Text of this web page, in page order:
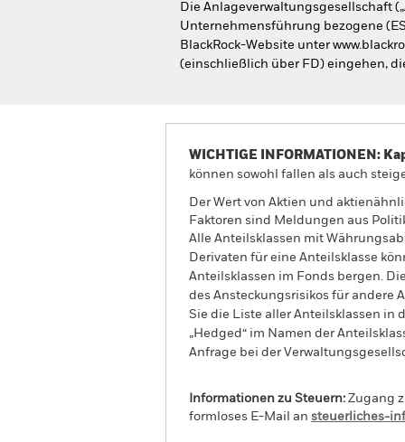
Die Anlageverwaltungsgesellschaft
Unternehmensführung bezogene
BlackRock-Website unter
(einschließlich über FD) eingehen,
WICHTIGE INFORMATIONEN:
können sowohl fallen als auch
Der Wert von Aktien und
Faktoren sind Meldungen aus
Alle Anteilsklassen mit
Derivaten für eine Anteilsklasse
Anteilsklassen im Fonds bergen.
des Ansteckungsrisikos für andere
Sie die Liste aller Anteilsklassen in
„Hedged“ im Namen der
Anfrage bei der
Informationen zu Steuern: Zugang
formloses E-Mail an steuerliches-